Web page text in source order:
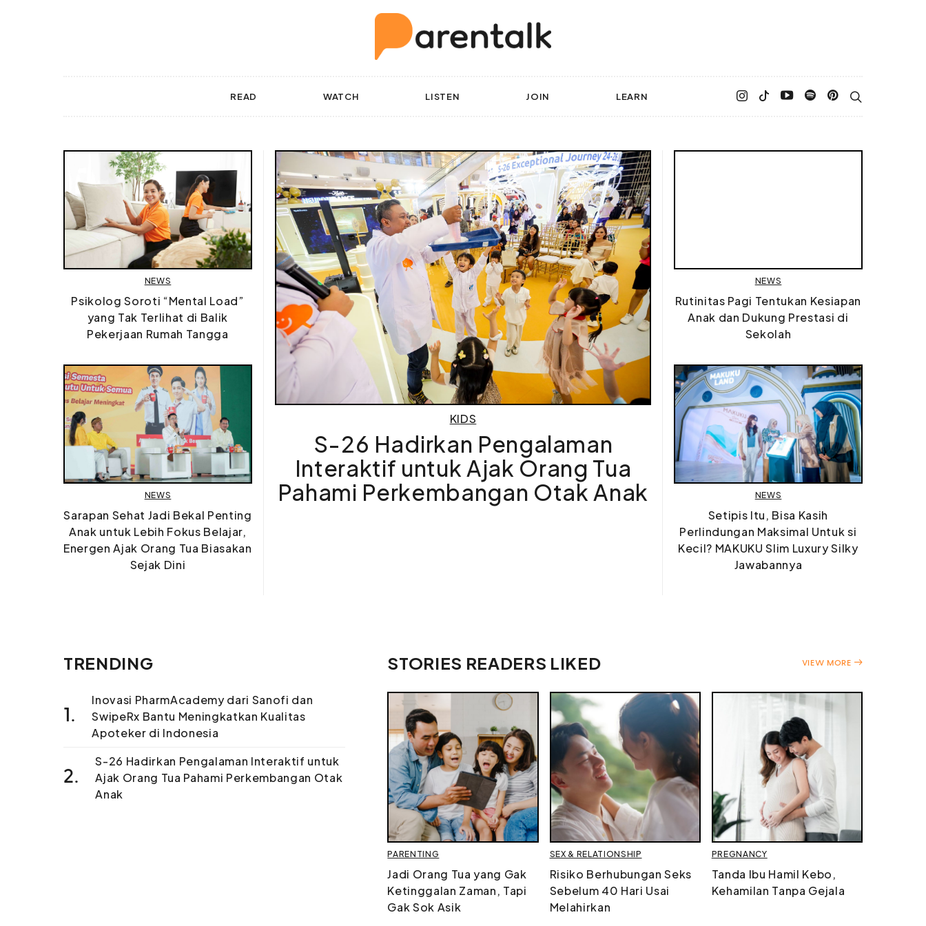
READ WATCH LISTEN JOIN LEARN
KIDS
S-26 Hadirkan Pengalaman
Interaktif untuk Ajak Orang Tua
Pahami Perkembangan Otak Anak
NEWS
Psikolog Soroti “Mental Load”
yang Tak Terlihat di Balik
Pekerjaan Rumah Tangga
NEWS
Sarapan Sehat Jadi Bekal Penting
Anak untuk Lebih Fokus Belajar,
Energen Ajak Orang Tua Biasakan
Sejak Dini
NEWS
Rutinitas Pagi Tentukan Kesiapan
Anak dan Dukung Prestasi di
Sekolah
NEWS
Setipis Itu, Bisa Kasih
Perlindungan Maksimal Untuk si
Kecil? MAKUKU Slim Luxury Silky
Jawabannya
TRENDING
1.
Inovasi PharmAcademy dari Sanofi dan
SwipeRx Bantu Meningkatkan Kualitas
Apoteker di Indonesia
2.
S-26 Hadirkan Pengalaman Interaktif untuk
Ajak Orang Tua Pahami Perkembangan Otak
Anak
STORIES READERS LIKED VIEW MORE
PARENTING
Jadi Orang Tua yang Gak
Ketinggalan Zaman, Tapi
Gak Sok Asik
SEX & RELATIONSHIP
Risiko Berhubungan Seks
Sebelum 40 Hari Usai
Melahirkan
PREGNANCY
Tanda Ibu Hamil Kebo,
Kehamilan Tanpa Gejala